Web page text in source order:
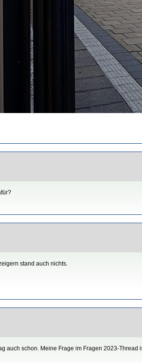
stand auch nichts.
auch schon. Meine Frage im Fragen 2023-